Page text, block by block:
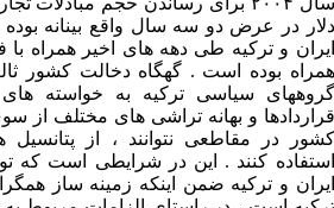
دلار در عرض دو سه سال واقع بینانه
ایران و ترکیه طی دهه های اخیر همراه
همراه بوده است . گهگاه دخالت کشور
گروههای سیاسی ترکیه به خواسته
قراردادها و بهانه تراشی های مختلف از
کشور در مقاطعی نتوانند ، از
استفاده کنند . این در شرایطی است که
ایران و ترکیه ضمن اینکه زمینه ساز